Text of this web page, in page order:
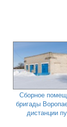
Сборное
бригады
дистанции